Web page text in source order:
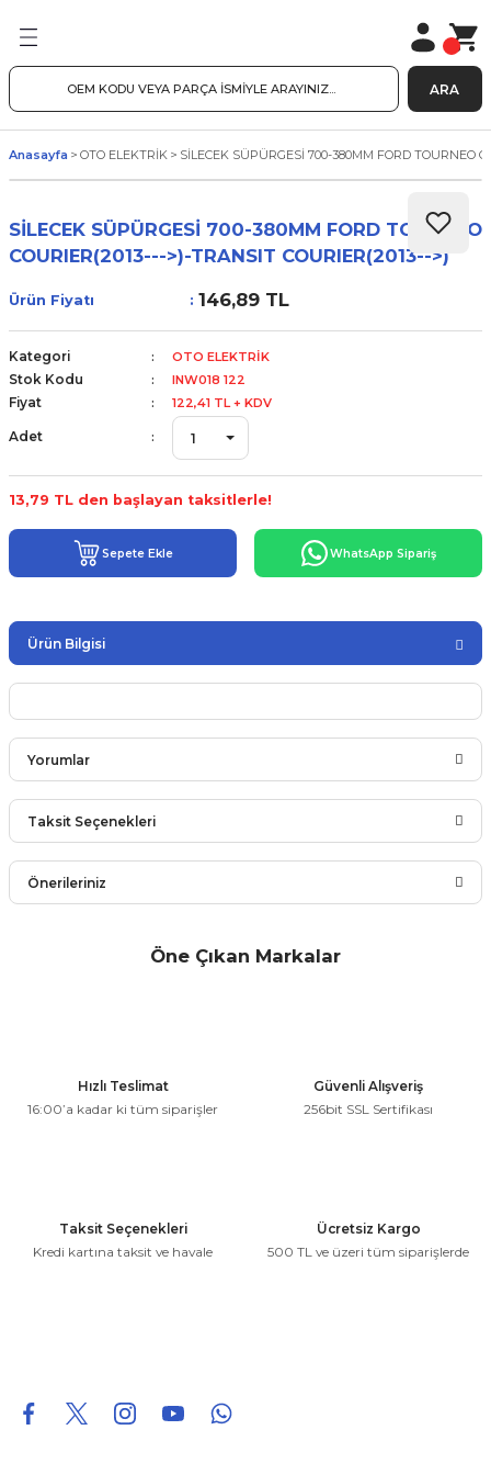
ARA
Anasayfa OTO ELEKTRİK SİLECEK SÜPÜRGESİ 700-380MM FORD TOURNEO
SİLECEK SÜPÜRGESİ 700-380MM FORD TOURNEO
COURIER(2013--->)-TRANSIT COURIER(2013-->)
Ürün Fiyatı 146,89 TL
Kategori OTO ELEKTRİK
Stok Kodu INW018 122
Fiyat 122,41 TL + KDV
Adet
13,79 TL den başlayan taksitlerle!
Sepete Ekle WhatsApp Sipariş
Ürün Bilgisi
Yorumlar
Bu ürüne ilk yorumu siz yapın!
Taksit Seçenekleri
Önerileriniz
Bu ürünün fiyat bilgisi, resim, ürün açıklamalarında ve diğer
konularda yetersiz gördüğünüz noktaları öneri formunu
Öne Çıkan Markalar
Hızlı Teslimat
16:00’a kadar ki tüm siparişler
Güvenli Alışveriş
256bit SSL Sertifikası
Taksit Seçenekleri
Kredi kartına taksit ve havale
Ücretsiz Kargo
500 TL ve üzeri tüm siparişlerde